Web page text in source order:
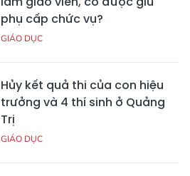
phụ cấp chức vụ?
GIÁO DỤC
Hủy kết quả thi của con hiệu
trưởng và 4 thí sinh ở Quảng
Trị
GIÁO DỤC